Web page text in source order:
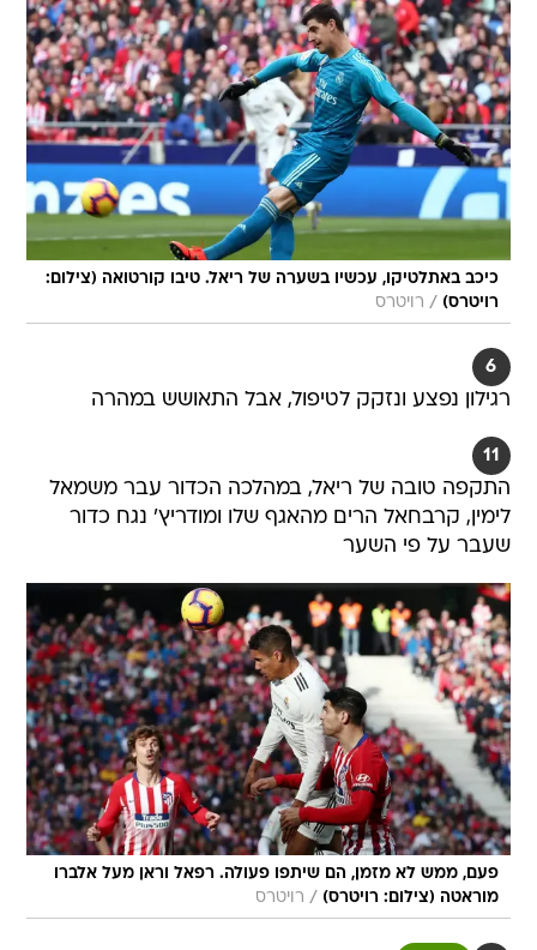
כיכב באתלטיקו, עכשיו בשערה של ריאל. טיבו קורטואה (צילום:
רויטרס) / רויטרס
6
רגילון נפצע ונזקק לטיפול, אבל התאושש במהרה
11
התקפה טובה של ריאל, במהלכה הכדור עבר משמאל
לימין, קרבחאל הרים מהאגף שלו ומודריץ' נגח כדור
שעבר על פי השער
פעם, ממש לא מזמן, הם שיתפו פעולה. רפאל וראן מעל אלברו
מוראטה (צילום: רויטרס) / רויטרס